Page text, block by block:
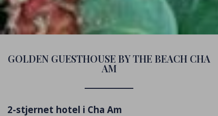
GOLDEN GUESTHOUSE BY THE BEACH CHA
AM
2-stjernet hotel i Cha Am